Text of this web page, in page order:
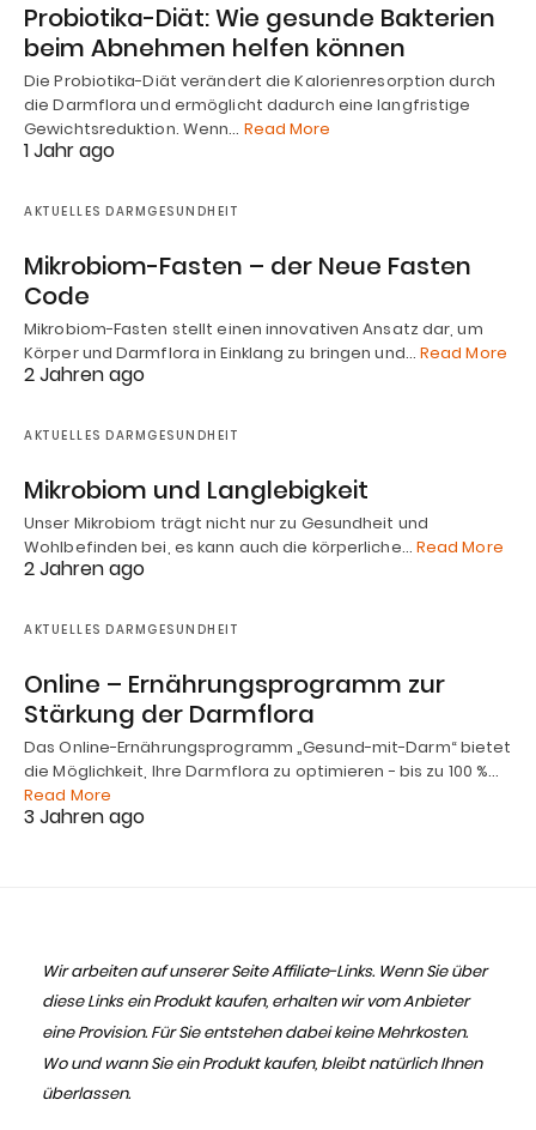
Probiotika-Diät: Wie gesunde Bakterien
beim Abnehmen helfen können
Die Probiotika-Diät verändert die Kalorienresorption durch
die Darmflora und ermöglicht dadurch eine langfristige
Gewichtsreduktion. Wenn… Read More
1 Jahr ago
AKTUELLES DARMGESUNDHEIT
Mikrobiom-Fasten – der Neue Fasten
Code
Mikrobiom-Fasten stellt einen innovativen Ansatz dar, um
Körper und Darmflora in Einklang zu bringen und… Read More
2 Jahren ago
AKTUELLES DARMGESUNDHEIT
Mikrobiom und Langlebigkeit
Unser Mikrobiom trägt nicht nur zu Gesundheit und
Wohlbefinden bei, es kann auch die körperliche… Read More
2 Jahren ago
AKTUELLES DARMGESUNDHEIT
Online – Ernährungsprogramm zur
Stärkung der Darmflora
Das Online-Ernährungsprogramm „Gesund-mit-Darm“ bietet
die Möglichkeit, Ihre Darmflora zu optimieren - bis zu 100 %…
Read More
3 Jahren ago
Wir arbeiten auf unserer Seite Affiliate-Links. Wenn Sie über
diese Links ein Produkt kaufen, erhalten wir vom Anbieter
eine Provision. Für Sie entstehen dabei keine Mehrkosten.
Wo und wann Sie ein Produkt kaufen, bleibt natürlich Ihnen
überlassen.